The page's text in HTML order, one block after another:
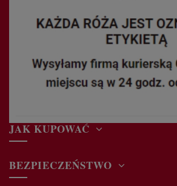
JAK KUPOWAĆ
BEZPIECZEŃSTWO